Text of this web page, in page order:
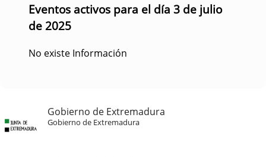
Eventos activos para el día 3 de julio
de 2025
No existe Información
Gobierno de Extremadura
Gobierno de Extremadura